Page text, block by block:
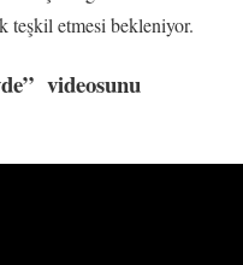
teşkil etmesi bekleniyor.
videosunu